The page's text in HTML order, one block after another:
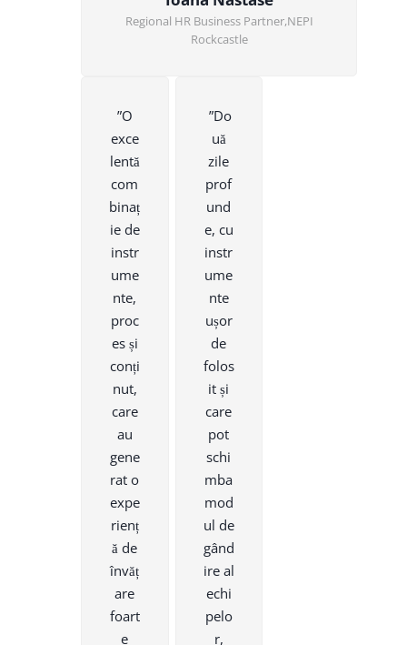
Regional HR Business Partner,NEPI
Rockcastle
”O
exce
lentă
com
binaț
ie de
instr
ume
nte,
proc
es și
conți
nut,
care
au
gene
rat o
expe
rienț
ă de
învăț
are
foart
e
”Do
uă
zile
prof
und
e, cu
instr
ume
nte
ușor
de
folos
it și
care
pot
schi
mba
mod
ul de
gând
ire al
echi
pelo
r,